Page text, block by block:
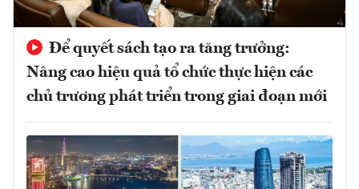
Để quyết sách tạo ra tăng trưởng:
Nâng cao hiệu quả tổ chức thực hiện các
chủ trương phát triển trong giai đoạn mới